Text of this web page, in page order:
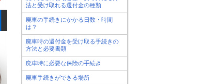
法と受け取れる還付金の種類
廃車の手続きにかかる日数・時間
は？
廃車時の還付金を受け取る手続きの
方法と必要書類
廃車時に必要な保険の手続き
廃車手続きができる場所